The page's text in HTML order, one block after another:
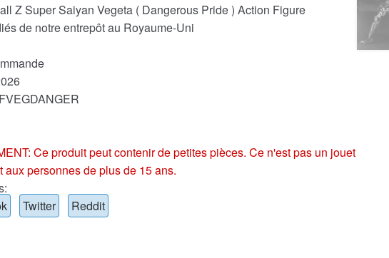
Z Super Saiyan Vegeta ( Dangerous Pride ) Action Figure
de notre entrepôt au Royaume-Uni
Ce produit peut contenir de petites pièces. Ce n'est pas un jouet
personnes de plus de 15 ans.
Twitter Reddit